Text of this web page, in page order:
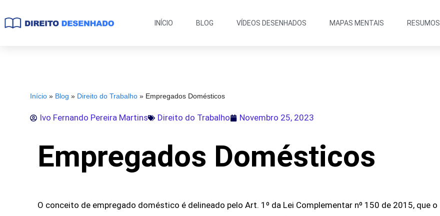
INÍCIO BLOG VÍDEOS DESENHADOS MAPAS MENTAIS RESUMOS
Início » Blog » Direito do Trabalho » Empregados Domésticos
Ivo Fernando Pereira Martins Direito do Trabalho Novembro 25, 2023
Empregados Domésticos
O conceito de empregado doméstico é delineado pelo Art. 1º da Lei Complementar nº 150 de 2015, que o